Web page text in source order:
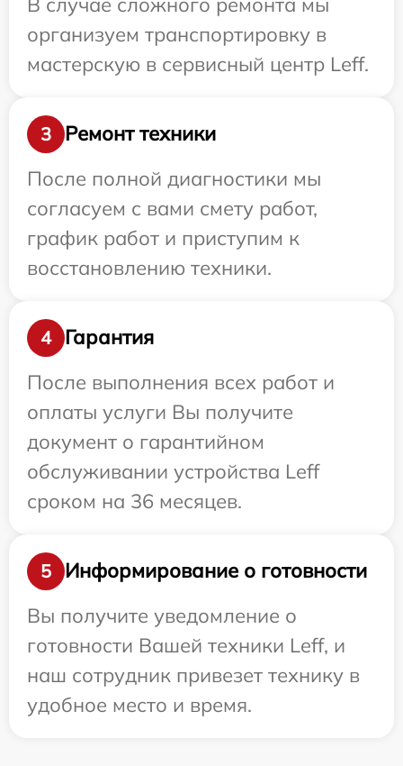
организуем транспортировку в
мастерскую в сервисный центр Leff.
3
Ремонт техники
После полной диагностики мы
согласуем с вами смету работ,
график работ и приступим к
восстановлению техники.
4
Гарантия
После выполнения всех работ и
оплаты услуги Вы получите
документ о гарантийном
обслуживании устройства Leff
сроком на 36 месяцев.
5
Информирование о готовности
Вы получите уведомление о
готовности Вашей техники Leff, и
наш сотрудник привезет технику в
удобное место и время.